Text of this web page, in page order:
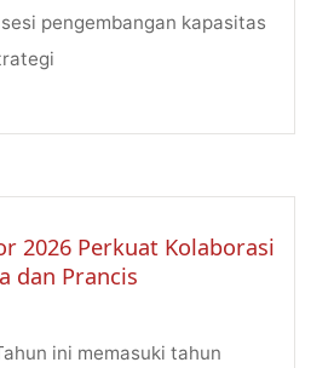
pengembangan kapasitas
2026 Perkuat Kolaborasi
dan Prancis
ini memasuki tahun